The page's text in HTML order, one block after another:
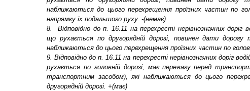
наближаються до цього перехрещення проїзних частин по
напрямку їх подальшого руху. -(немає)
8. Відповідно до п. 16.11 на перехресті нерівнозначних доріг
що рухається по другорядній дорозі, повинен дати дорогу
наближаються до цього перехрещення проїзних частин по
9. Відповідно до п. 16.11 на перехресті нерівнозначних доріг
рухається по головній дорозі, має перевагу перед
транспортним засобом), які наближаються до цього
другорядній дорозі. +(має)